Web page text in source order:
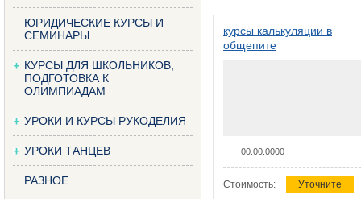
ЮРИДИЧЕСКИЕ КУРСЫ И
СЕМИНАРЫ
КУРСЫ ДЛЯ ШКОЛЬНИКОВ,
ПОДГОТОВКА К
ОЛИМПИАДАМ
УРОКИ И КУРСЫ РУКОДЕЛИЯ
УРОКИ ТАНЦЕВ
РАЗНОЕ
курсы калькуляции в
общепите
00.00.0000
Стоимость: Уточните